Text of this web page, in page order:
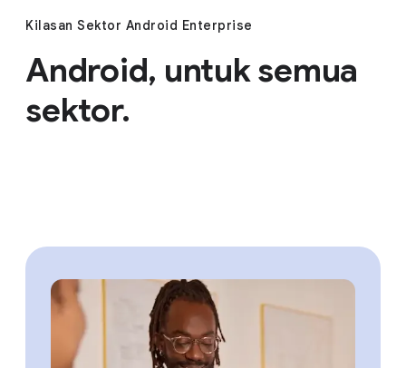
Kilasan Sektor Android Enterprise
Android, untuk semua
sektor.